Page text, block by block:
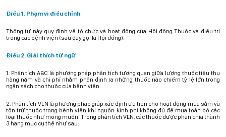
Điều 1. Phạm vi điều chỉnh
Thông tư này quy định về tổ chức và hoạt động của Hội đồng Thuốc và điều trị
trong các bệnh viện (sau đây gọi là Hội đồng).
Điều 2. Giải thích từ ngữ
1. Phân tích ABC là phương pháp phân tích tương quan giữa lượng thuốc tiêu thụ
hàng năm và chi phí nhằm phân định ra những thuốc nào chiếm tỷ lệ lớn trong
ngân sách cho thuốc của bệnh viện.
2. Phân tích VEN là phương pháp giúp xác định ưu tiên cho hoạt động mua sắm và
tồn trữ thuốc trong bệnh viện khi nguồn kinh phí không đủ để mua toàn bộ các
loại thuốc như mong muốn. Trong phân tích VEN, các thuốc được phân chia thành
3 hạng mục cụ thể như sau: